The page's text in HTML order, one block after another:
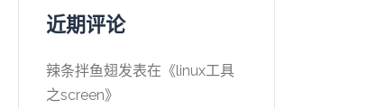
近期评论
辣条拌鱼翅发表在《linux工具
之screen》